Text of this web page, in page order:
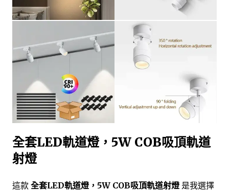
全套LED軌道燈，5W COB吸頂軌道
射燈
這款 全套LED軌道燈，5W COB吸頂軌道射燈是我選擇